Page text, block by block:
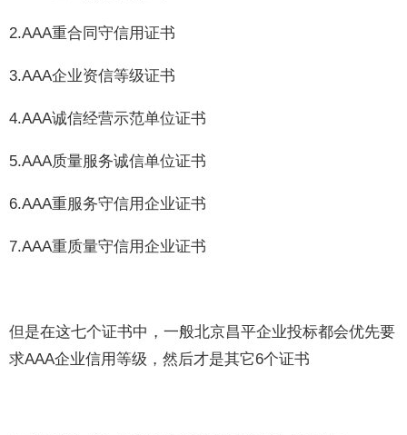
2.AAA重合同守信用证书
3.AAA企业资信等级证书
4.AAA诚信经营示范单位证书
5.AAA质量服务诚信单位证书
6.AAA重服务守信用企业证书
7.AAA重质量守信用企业证书
但是在这七个证书中，一般北京昌平企业投标都会优先要
求AAA企业信用等级，然后才是其它6个证书